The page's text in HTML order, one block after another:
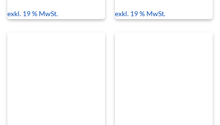
exkl. 19 % MwSt. exkl. 19 % MwSt.